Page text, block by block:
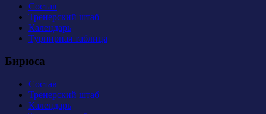
Состав
Тренерский штаб
Календарь
Турнирная таблица
Бирюса
Состав
Тренерский штаб
Календарь